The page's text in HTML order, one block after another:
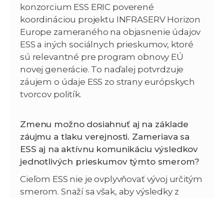
konzorcium ESS ERIC poverené
koordináciou projektu INFRASERV Horizon
Europe zameraného na objasnenie údajov
ESS a iných sociálnych prieskumov, ktoré
sú relevantné pre program obnovy EÚ
novej generácie. To naďalej potvrdzuje
záujem o údaje ESS zo strany európskych
tvorcov politík.
Zmenu možno dosiahnuť aj na základe
záujmu a tlaku verejnosti. Zameriava sa
ESS aj na aktívnu komunikáciu výsledkov
jednotlivých prieskumov týmto smerom?
Cieľom ESS nie je ovplyvňovať vývoj určitým
smerom. Snaží sa však, aby výsledky z